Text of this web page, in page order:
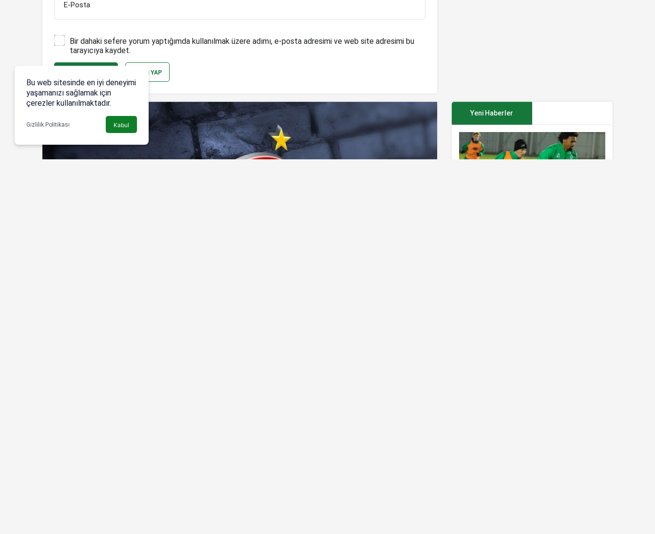
E-Posta
Bir dahaki sefere yorum yaptığımda kullanılmak üzere adımı, e-posta adresimi ve web site adresimi bu
tarayıcıya kaydet.
GIRIŞ YAP
Yeni Haberler
Bu web sitesinde en iyi deneyimi
yaşamanızı sağlamak için
çerezler kullanılmaktadır.
Gizlilik Politikası Kabul